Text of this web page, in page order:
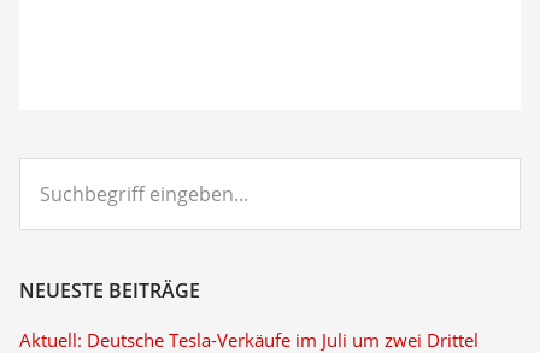
eingeben...
NEUESTE BEITRÄGE
Aktuell: Deutsche Tesla-Verkäufe im Juli um zwei Drittel